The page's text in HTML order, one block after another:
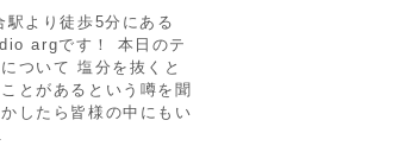
より徒歩5分にある
argです！ 本日のテ
ついて 塩分を抜くと
とがあるという噂を聞
したら皆様の中にもい